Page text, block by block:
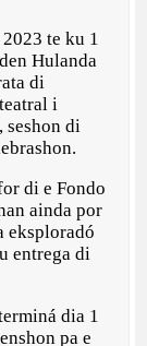
te ku 1
Hulanda
di
i
seshon di
di e Fondo
ainda por
eksploradó
entrega di
dia 1
pa e